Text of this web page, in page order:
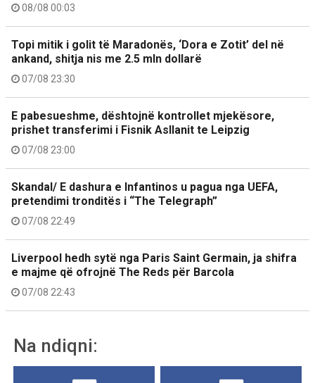
08/08 00:03
Topi mitik i golit të Maradonës, ‘Dora e Zotit’ del në
ankand, shitja nis me 2.5 mln dollarë
07/08 23:30
E pabesueshme, dështojnë kontrollet mjekësore,
prishet transferimi i Fisnik Asllanit te Leipzig
07/08 23:00
Skandal/ E dashura e Infantinos u pagua nga UEFA,
pretendimi tronditës i “The Telegraph”
07/08 22:49
Liverpool hedh sytë nga Paris Saint Germain, ja shifra
e majme që ofrojnë The Reds për Barcola
07/08 22:43
Na ndiqni: